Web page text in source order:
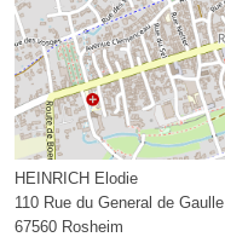
HEINRICH Elodie
110 Rue du General de Gaulle
67560 Rosheim